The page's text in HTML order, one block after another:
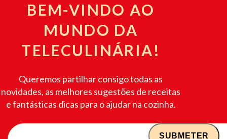
BEM-VINDO AO
MUNDO DA
TELECULINÁRIA!
Queremos partilhar consigo todas as
novidades, as melhores sugestões de receitas
e fantásticas dicas para o ajudar na cozinha.